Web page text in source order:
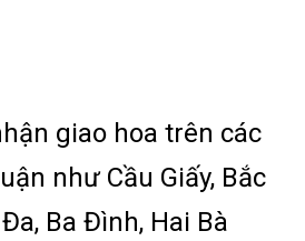
giao hoa trên các
như Cầu Giấy, Bắc
Ba Đình, Hai Bà